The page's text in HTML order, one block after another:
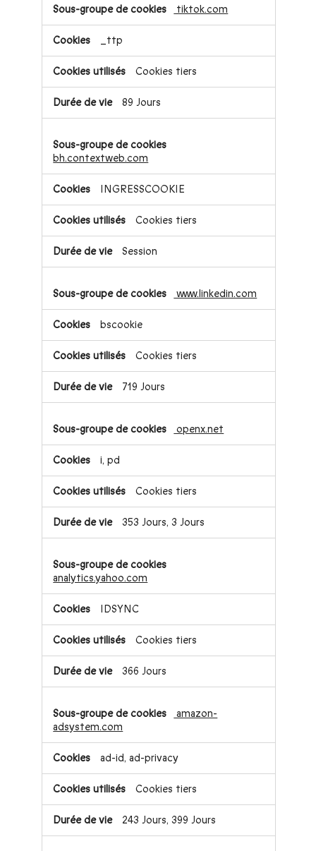
tiktok.com
_ttp
Cookies tiers
89 Jours
bh.contextweb.com
INGRESSCOOKIE
Cookies tiers
Session
www.linkedin.com
bscookie
Cookies tiers
719 Jours
openx.net
i, pd
Cookies tiers
353 Jours, 3 Jours
analytics.yahoo.com
IDSYNC
Cookies tiers
366 Jours
amazon-
adsystem.com
ad-id, ad-privacy
Cookies tiers
243 Jours, 399 Jours